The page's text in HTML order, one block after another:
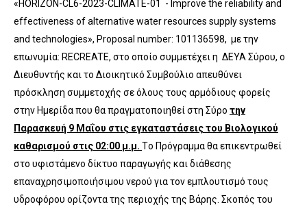
«HORIZON-CL6-2023-CLIMATE-01 - Improve the reliability and
effectiveness of alternative water resources supply systems
and technologies», Proposal number: 101136598, με την
επωνυμία: RECREATE, στο οποίο συμμετέχει η ΔΕΥΑ Σύρου, ο
Διευθυντής και το Διοικητικό Συμβούλιο απευθύνει
πρόσκληση συμμετοχής σε όλους τους αρμόδιους φορείς
στην Ημερίδα που θα πραγματοποιηθεί στη Σύρο την
Παρασκευή 9 Μαΐου στις εγκαταστάσεις του Βιολογικού
καθαρισμού στις 02:00 μ.μ. Tο Πρόγραμμα θα επικεντρωθεί
στο υφιστάμενο δίκτυο παραγωγής και διάθεσης
επαναχρησιμοποιήσιμου νερού για τον εμπλουτισμό τους
υδροφόρου ορίζοντα της περιοχής της Βάρης. Σκοπός του